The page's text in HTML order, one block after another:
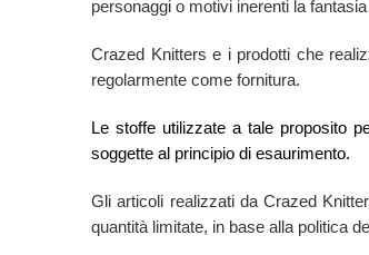
personaggi o motivi inerenti la
Crazed Knitters e i prodotti che
regolarmente come fornitura.
Le stoffe utilizzate a tale proposito
soggette al principio di esaurimento.
Gli articoli realizzati da Crazed
quantità limitate, in base alla politica